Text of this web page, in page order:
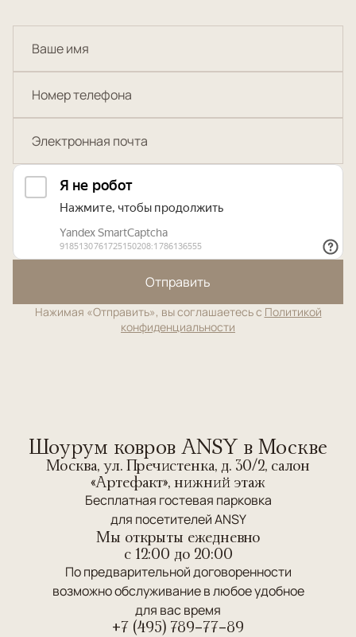
Отправить
Нажимая «Отправить», вы соглашаетесь с Политикой
конфиденциальности
Шоурум ковров ANSY в Москве
Москва, ул. Пречистенка, д. 30/2, салон
«Артефакт», нижний этаж
Бесплатная гостевая парковка
для посетителей ANSY
Мы открыты ежедневно
c 12:00 до 20:00
По предварительной договоренности
возможно обслуживание в любое удобное
для вас время
+7 (495) 789-77-89